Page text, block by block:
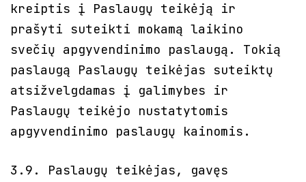
kreiptis į Paslaugų teikėją ir
prašyti suteikti mokamą laikino
svečių apgyvendinimo paslaugą. Tokią
paslaugą Paslaugų teikėjas suteiktų
atsižvelgdamas į galimybes ir
Paslaugų teikėjo nustatytomis
apgyvendinimo paslaugų kainomis.
3.9. Paslaugų teikėjas, gavęs